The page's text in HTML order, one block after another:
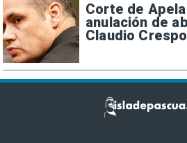
Corte de
anulación de
Claudio Crespo